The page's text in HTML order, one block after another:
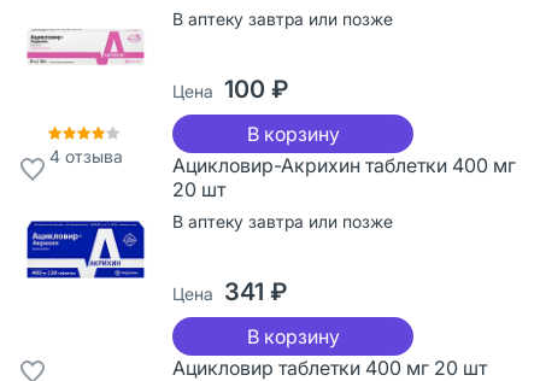
4отзыва
В аптеку завтра или позже
Цена 100 ₽
В корзину
Ацикловир-Акрихин таблетки 400 мг
20 шт
В аптеку завтра или позже
Цена 341 ₽
В корзину
Ацикловир таблетки 400 мг 20 шт